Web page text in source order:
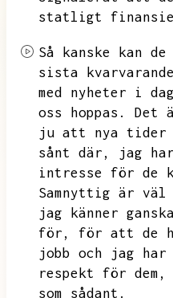
statligt
Så kanske kan
sista
med nyheter i
oss hoppas.
Det
ju att nya tider
sånt där,
jag
intresse för de
Samnyttig är
jag känner
för,
för att de
jobb och jag
respekt för dem,
som sådant.